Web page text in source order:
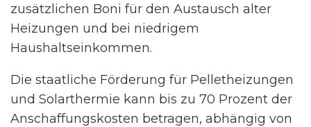
zusätzlichen Boni für den Austausch alter
Heizungen und bei niedrigem
Haushaltseinkommen.
Die staatliche Förderung für Pelletheizungen
und Solarthermie kann bis zu 70 Prozent der
Anschaffungskosten betragen, abhängig von